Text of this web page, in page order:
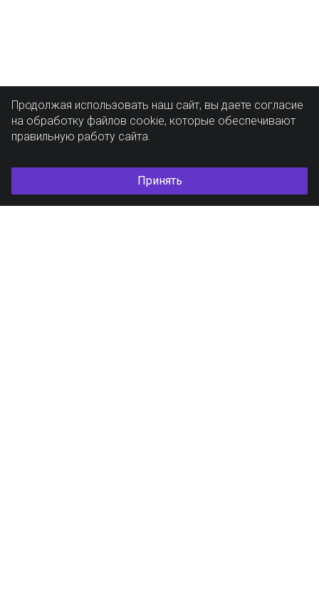
Продолжая использовать наш сайт, вы даете согласие
на обработку файлов cookie, которые обеспечивают
правильную работу сайта.
Принять